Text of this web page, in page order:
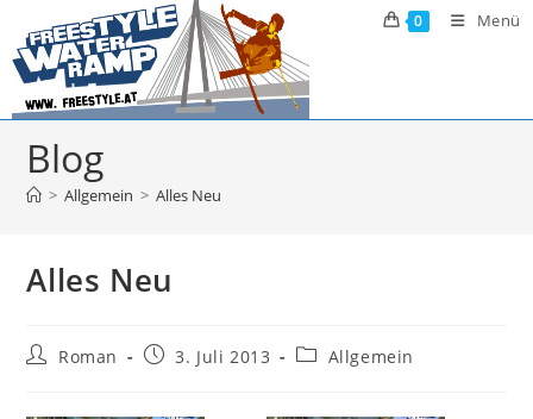
Inhalt
springen
0 Menü
Blog
> Allgemein > Alles Neu
Alles Neu
Beitrags-
Roman
Beitrag3. Juli 2013
Beitrags-
Allgemein